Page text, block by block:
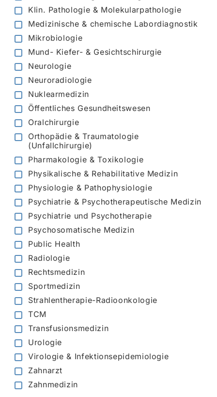
Klin. Pathologie & Molekularpathologie
Medizinische & chemische Labordiagnostik
Mikrobiologie
Mund- Kiefer- & Gesichtschirurgie
Neurologie
Neuroradiologie
Nuklearmedizin
Öffentliches Gesundheitswesen
Oralchirurgie
Orthopädie & Traumatologie
(Unfallchirurgie)
Pharmakologie & Toxikologie
Physikalische & Rehabilitative Medizin
Physiologie & Pathophysiologie
Psychiatrie & Psychotherapeutische Medizin
Psychiatrie und Psychotherapie
Psychosomatische Medizin
Public Health
Radiologie
Rechtsmedizin
Sportmedizin
Strahlentherapie-Radioonkologie
TCM
Transfusionsmedizin
Urologie
Virologie & Infektionsepidemiologie
Zahnarzt
Zahnmedizin